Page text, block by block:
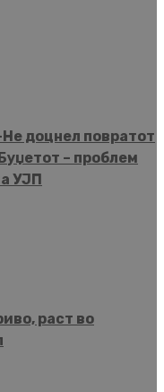
доцнел повратот
– проблем
УЈП
раст во